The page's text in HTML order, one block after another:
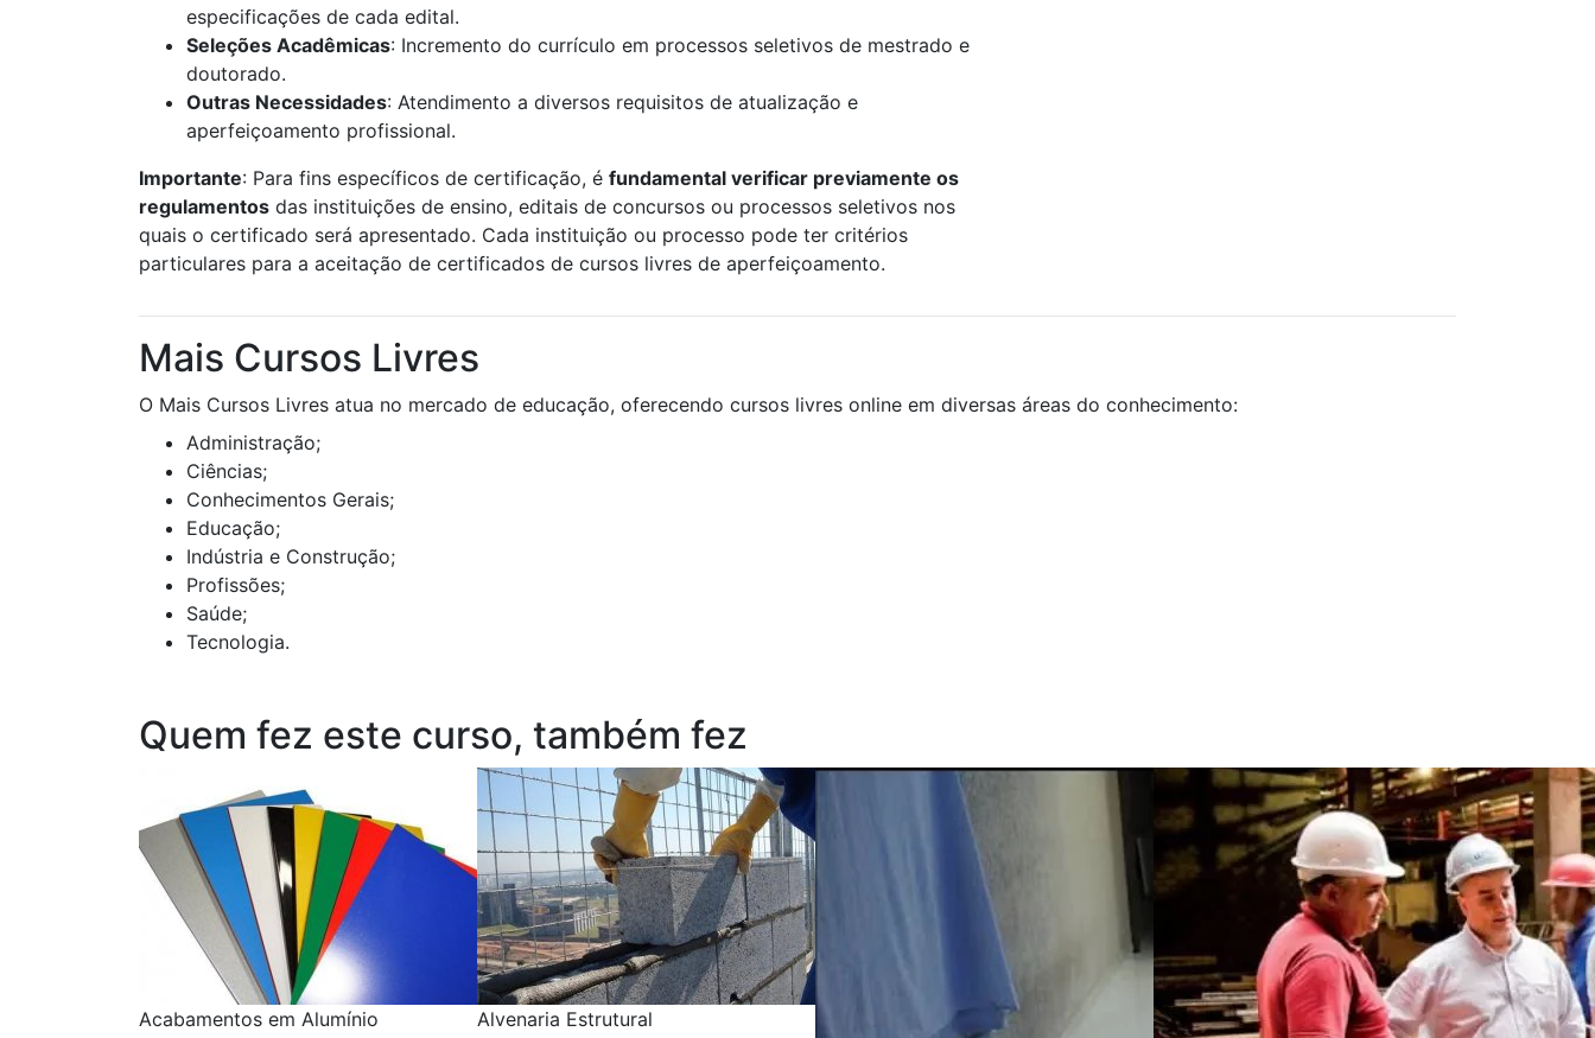
especificações de cada edital.
Seleções Acadêmicas: Incremento do currículo em processos seletivos de mestrado e
doutorado.
Outras Necessidades: Atendimento a diversos requisitos de atualização e
aperfeiçoamento profissional.
Importante: Para fins específicos de certificação, é fundamental verificar previamente os
regulamentos das instituições de ensino, editais de concursos ou processos seletivos nos
quais o certificado será apresentado. Cada instituição ou processo pode ter critérios
particulares para a aceitação de certificados de cursos livres de aperfeiçoamento.
Mais Cursos Livres
O Mais Cursos Livres atua no mercado de educação, oferecendo cursos livres online em diversas áreas do conhecimento:
Administração;
Ciências;
Conhecimentos Gerais;
Educação;
Indústria e Construção;
Profissões;
Saúde;
Tecnologia.
Quem fez este curso, também fez
Acabamentos em Alumínio
Alvenaria Estrutural